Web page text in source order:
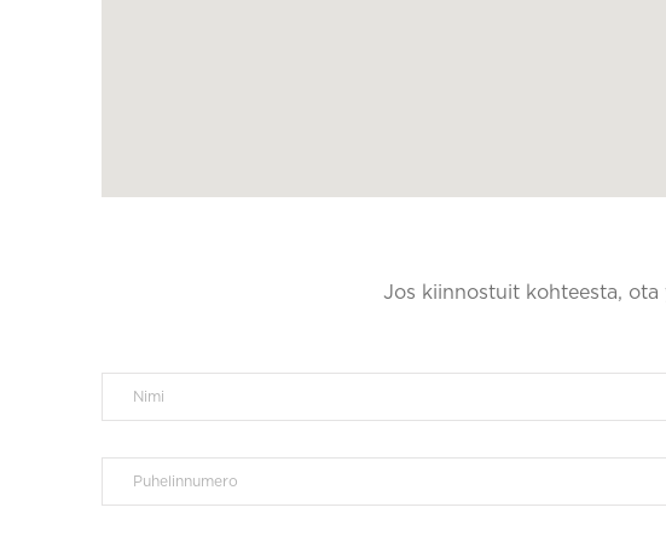
Jos kiinnostuit kohteesta,